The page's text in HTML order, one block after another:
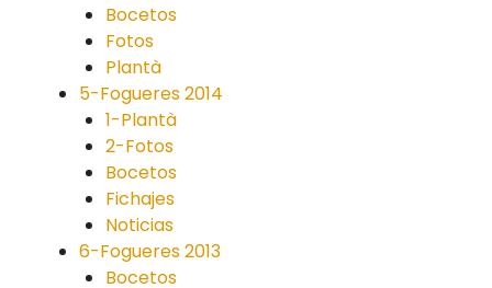
Bocetos
Fotos
Plantà
5-Fogueres 2014
1-Plantà
2-Fotos
Bocetos
Fichajes
Noticias
6-Fogueres 2013
Bocetos